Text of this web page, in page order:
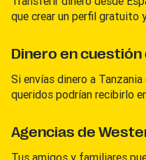
que crear un perfil gratuito
Dinero en
Si envías dinero a
queridos podrían recibirlo
Agencias de
Tus amigos y familiares